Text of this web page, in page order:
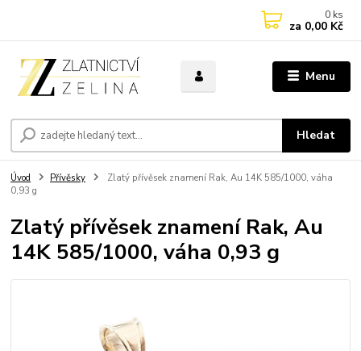
Menu
Hledat
0 ks
za 0,00 Kč
Úvod Přívěsky
Zlatý přívěsek znamení Rak, Au 14K 585/1000, váha
0,93 g
Zlatý přívěsek znamení Rak, Au
14K 585/1000, váha 0,93 g